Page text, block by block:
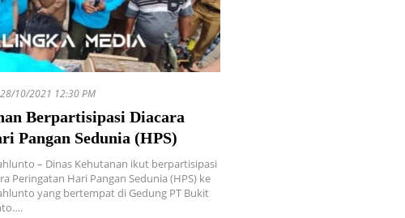
28/10/2021 12:30 PM
Berpartisipasi Diacara
Pangan Sedunia (HPS)
– Dinas Kehutanan ikut berpartisipasi
Peringatan Hari Pangan Sedunia (HPS) ke
yang bertempat di Gedung PT Bukit